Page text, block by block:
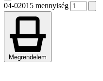
04-02015 mennyiség
Megrendelem